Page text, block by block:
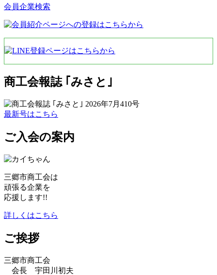
会員企業検索
商工会報誌 ｢みさと｣
最新号はこちら
ご入会の案内
三郷市商工会は
頑張る企業を
応援します!!
詳しくはこちら
ご挨拶
三郷市商工会
会長 宇田川初夫